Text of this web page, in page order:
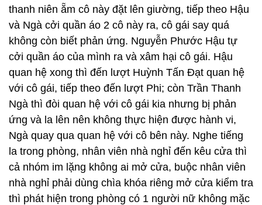
thanh niên ẵm cô này đặt lên giường, tiếp theo Hậu
và Ngà cởi quần áo 2 cô này ra, cô gái say quá
không còn biết phản ứng. Nguyễn Phước Hậu tự
cởi quần áo của mình ra và xâm hại cô gái. Hậu
quan hệ xong thì đến lượt Huỳnh Tấn Đạt quan hệ
với cô gái, tiếp theo đến lượt Phi; còn Trần Thanh
Ngà thì đòi quan hệ với cô gái kia nhưng bị phản
ứng và la lên nên không thực hiện được hành vi,
Ngà quay qua quan hệ với cô bên này. Nghe tiếng
la trong phòng, nhân viên nhà nghỉ đến kêu cửa thì
cả nhóm im lặng không ai mở cửa, buộc nhân viên
nhà nghỉ phải dùng chìa khóa riêng mở cửa kiểm tra
thì phát hiện trong phòng có 1 người nữ không mặc